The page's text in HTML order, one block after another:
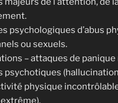
psychologiques d’abus
ou sexuels.
– attaques de
psychotiques
physique